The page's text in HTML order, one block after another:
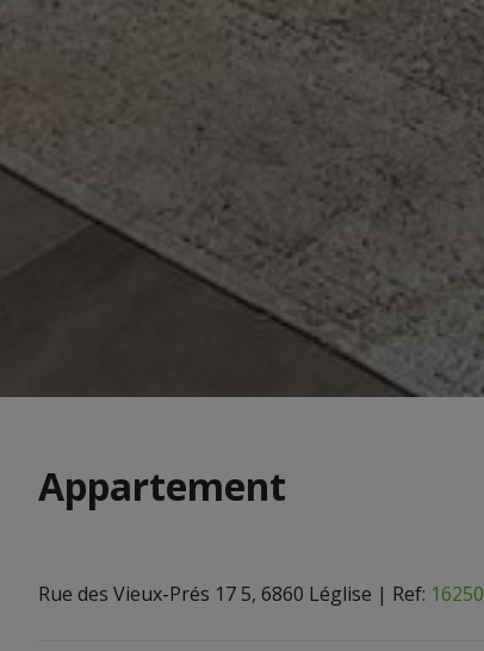
Appartement
Rue des Vieux-Prés 17 5, 6860 Léglise | Ref: 16250